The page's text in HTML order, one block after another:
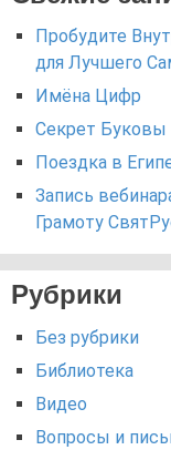
Пробудите
для Лучшего
Имёна Цифр
Секрет Буковы
Поездка в
Запись
Грамоту
Рубрики
Без рубрики
Библиотека
Видео
Вопросы и